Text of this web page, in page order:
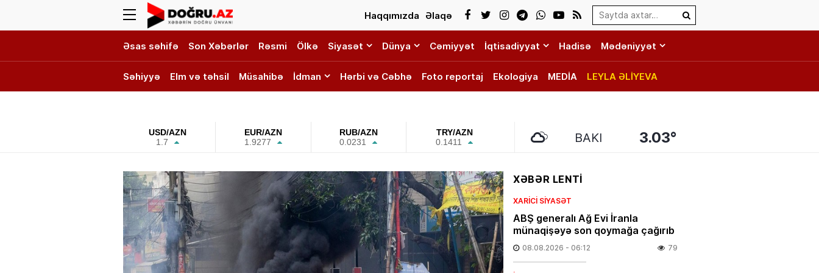
Search…
Haqqımızda Əlaqə
Əsas səhifə Son Xəbərlər Rəsmi Ölkə Siyasət Dünya Cəmiyyət İqtisadiyyat Hadisə Mədəniyyət
Səhiyyə Elm və təhsil Müsahibə İdman Hərbi və Cəbhə Foto reportaj Ekologiya MEDİA LEYLA ƏLİYEVA
USD/AZN
1.7
EUR/AZN
1.9277
RUB/AZN
0.0231
TRY/AZN
0.1411
BAKI 3.03°
XƏBƏR LENTİ
XARICI SIYASƏT
ABŞ generalı Ağ Evi İranla
münaqişəyə son qoymağa çağırıb
08.08.2026 - 06:12 79